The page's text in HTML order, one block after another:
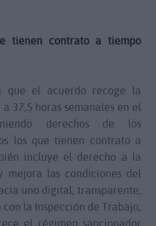
tienen contrato a tiempo
que el acuerdo recoge la
37,5 horas semanales en el
derechos de los
los que tienen contrato a
incluye el derecho a la
mejora las condiciones del
uno digital, transparente,
la Inspección de Trabajo;